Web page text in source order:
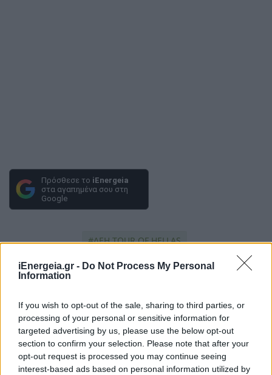
iEnergeia.gr - Do Not Process My Personal
Information
If you wish to opt-out of the sale, sharing to third parties, or
processing of your personal or sensitive information for
targeted advertising by us, please use the below opt-out
section to confirm your selection. Please note that after your
opt-out request is processed you may continue seeing
interest-based ads based on personal information utilized by
Πρόσθεσε το iEnergeia
στα αγαπημένα σου στη
Google
ΔΕΗ TOUR OF HELLAS
ΠΕΡΙΣΣΟΤΕΡΑ ΣΤΗΝ ΙΔΙΑ